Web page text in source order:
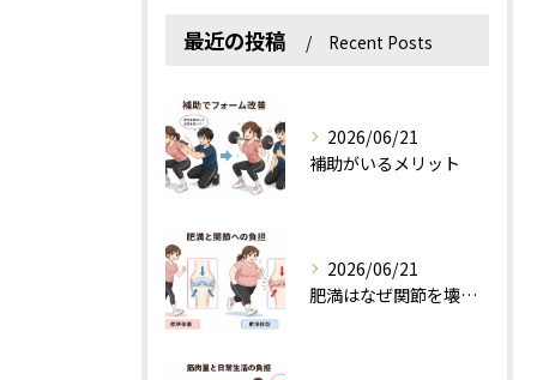
最近の投稿 Recent Posts
2026/06/21
補助がいるメリット
2026/06/21
肥満はなぜ関節を壊すのか？